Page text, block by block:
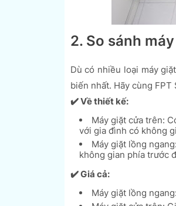
2. So sánh
Dù có nhiều loại máy
biến nhất. Hãy cùng
✔️Về thiết kế:
Máy giặt cửa trên:
với gia đình có không
Máy giặt lồng
không gian phía trước
✔️Giá cả:
Máy giặt lồng